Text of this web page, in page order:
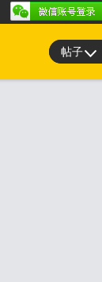
快捷登录
帖子